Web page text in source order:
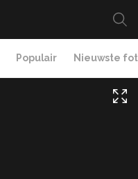
Populair Nieuwste